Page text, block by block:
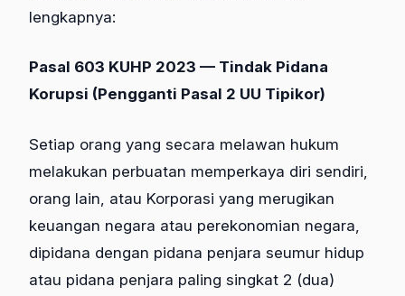
lengkapnya:
Pasal 603 KUHP 2023 — Tindak Pidana
Korupsi (Pengganti Pasal 2 UU Tipikor)
Setiap orang yang secara melawan hukum
melakukan perbuatan memperkaya diri sendiri,
orang lain, atau Korporasi yang merugikan
keuangan negara atau perekonomian negara,
dipidana dengan pidana penjara seumur hidup
atau pidana penjara paling singkat 2 (dua)